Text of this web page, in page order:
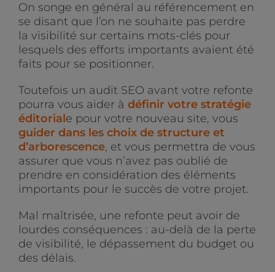
On songe en général au référencement en
se disant que l’on ne souhaite pas perdre
la visibilité sur certains mots-clés pour
lesquels des efforts importants avaient été
faits pour se positionner.
Toutefois un audit SEO avant votre refonte
pourra vous aider à définir votre stratégie
éditoriale pour votre nouveau site, vous
guider dans les choix de structure et
d’arborescence, et vous permettra de vous
assurer que vous n’avez pas oublié de
prendre en considération des éléments
importants pour le succès de votre projet.
Mal maîtrisée, une refonte peut avoir de
lourdes conséquences : au-delà de la perte
de visibilité, le dépassement du budget ou
des délais.